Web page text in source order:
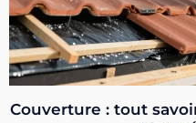
Couverture : tout